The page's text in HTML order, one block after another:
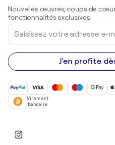
Peintures acryliques
Nouvelles œuvres, coups de
fonctionnalités exclusives.
Saisissez
votre
adresse
e-
mail
J'en profite
Virement
bancaire